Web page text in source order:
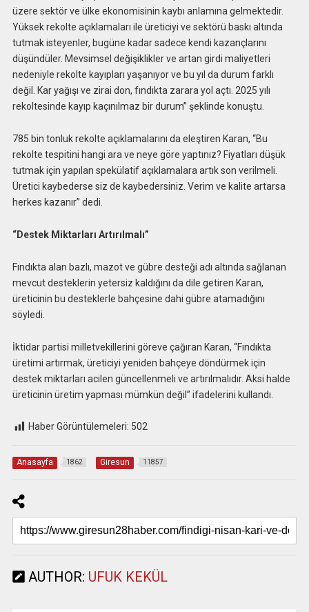
üzere sektör ve ülke ekonomisinin kaybı anlamına gelmektedir.
Yüksek rekolte açıklamaları ile üreticiyi ve sektörü baskı altında
tutmak isteyenler, bugüne kadar sadece kendi kazançlarını
düşündüler. Mevsimsel değişiklikler ve artan girdi maliyetleri
nedeniyle rekolte kayıpları yaşanıyor ve bu yıl da durum farklı
değil. Kar yağışı ve zirai don, fındıkta zarara yol açtı. 2025 yılı
rekoltesinde kayıp kaçınılmaz bir durum” şeklinde konuştu.
785 bin tonluk rekolte açıklamalarını da eleştiren Karan, “Bu
rekolte tespitini hangi ara ve neye göre yaptınız? Fiyatları düşük
tutmak için yapılan spekülatif açıklamalara artık son verilmeli.
Üretici kaybederse siz de kaybedersiniz. Verim ve kalite artarsa
herkes kazanır” dedi.
“Destek Miktarları Artırılmalı”
Fındıkta alan bazlı, mazot ve gübre desteği adı altında sağlanan
mevcut desteklerin yetersiz kaldığını da dile getiren Karan,
üreticinin bu desteklerle bahçesine dahi gübre atamadığını
söyledi.
İktidar partisi milletvekillerini göreve çağıran Karan, “Fındıkta
üretimi artırmak, üreticiyi yeniden bahçeye döndürmek için
destek miktarları acilen güncellenmeli ve artırılmalıdır. Aksi halde
üreticinin üretim yapması mümkün değil” ifadelerini kullandı.
Haber Görüntülemeleri: 502
Anasayfa 1862 Giresun 11857
AUTHOR: UFUK KEKÜL